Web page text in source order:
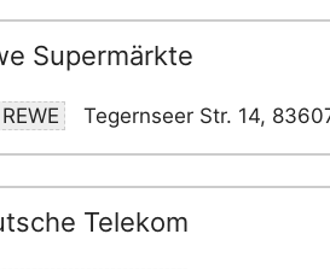
Supermärkte
REWE Tegernseer Str. 14,
Telekom